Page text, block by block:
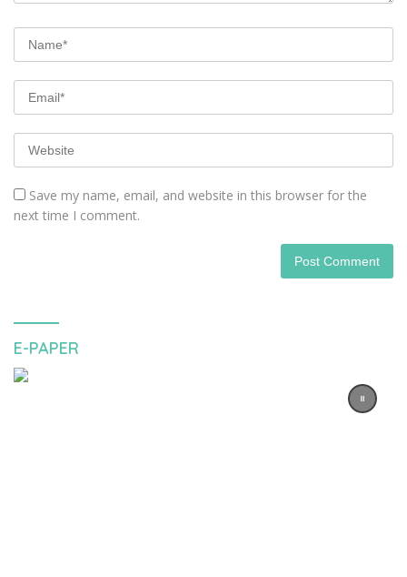
Save my name, email, and website in this browser for the
next time I comment.
E-PAPER